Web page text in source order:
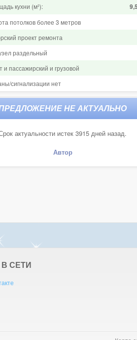
кухни (м²): 9,5
потолков более 3 метров
проект ремонта
раздельный
и пассажирский и грузовой
сигнализации нет
актуальности истек 3915 дней назад.
Автор
СЕТИ